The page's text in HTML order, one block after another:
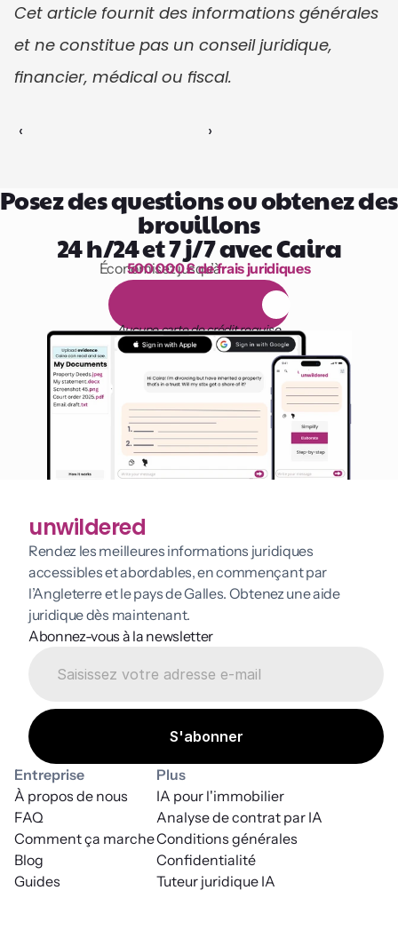
Cet article fournit des informations générales
et ne constitue pas un conseil juridique,
financier, médical ou fiscal.
‹ ›
Posez des questions ou obtenez des
brouillons
24 h/24 et 7 j/7 avec Caira
1 000 heures de lecture
Économisez jusqu’à
500 000 £ de frais juridiques
E s
Aucune carte de crédit requise
unwildered
Rendez les meilleures informations juridiques
accessibles et abordables, en commençant par
l’Angleterre et le pays de Galles. Obtenez une aide
juridique dès maintenant.
Abonnez-vous à la newsletter
Entreprise
À propos de nous
FAQ
Comment ça marche
Blog
Guides
Plus
Conditions générales
Analyse de contrat par IA
Tuteur juridique IA
Confidentialité
IA pour l'immobilier